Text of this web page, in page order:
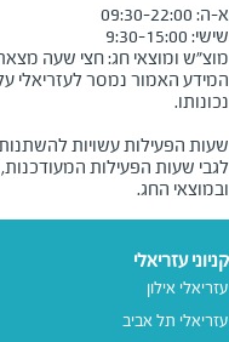
מוצ״ש ומוצאי חג: חצי שעה מצאת
המידע האמור נמסר לעזריאלי
שעות הפעילות עשויות
לגבי שעות הפעילות
ובמוצאי החג.
קניוני עזריאלי
עזריאלי אילון
עזריאלי תל אביב